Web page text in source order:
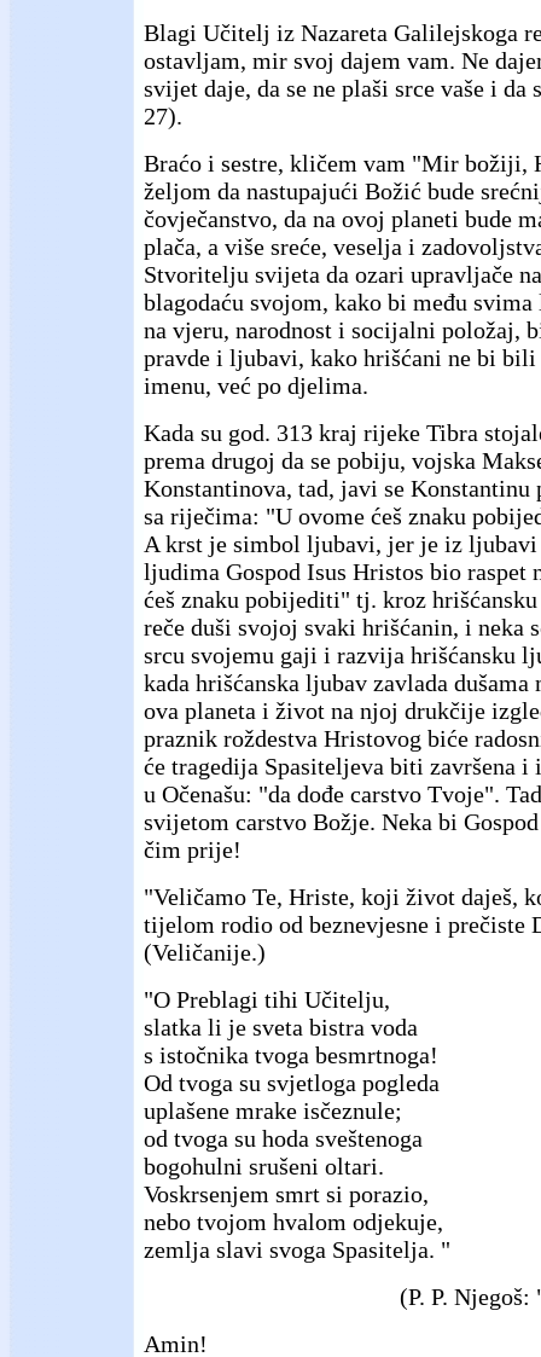
Blagi Učitelj iz Nazareta Galilejskoga
ostavljam, mir svoj dajem vam. Ne
svijet daje, da se ne plaši srce vaše i da
27).
Braćo i sestre, kličem vam "Mir božiji,
željom da nastupajući Božić bude
čovječanstvo, da na ovoj planeti bude
plača, a više sreće, veselja i
Stvoritelju svijeta da ozari upravljače
blagodaću svojom, kako bi među
na vjeru, narodnost i socijalni položaj,
pravde i ljubavi, kako hrišćani ne bi bili
imenu, već po djelima.
Kada su god. 313 kraj rijeke Tibra
prema drugoj da se pobiju, vojska
Konstantinova, tad, javi se Konstantinu
sa riječima: "U ovome ćeš znaku
A krst je simbol ljubavi, jer je iz ljubavi
ljudima Gospod Isus Hristos bio raspet
ćeš znaku pobijediti" tj. kroz hrišćansku
reče duši svojoj svaki hrišćanin, i neka
srcu svojemu gaji i razvija hrišćansku
kada hrišćanska ljubav zavlada
ova planeta i život na njoj drukčije
praznik roždestva Hristovog biće
će tragedija Spasiteljeva biti završena i
u Očenašu: "da dođe carstvo Tvoje".
svijetom carstvo Božje. Neka bi
čim prije!
"Veličamo Te, Hriste, koji život daješ,
tijelom rodio od beznevjesne i prečiste
(Veličanije.)
"O Preblagi tihi Učitelju,
slatka li je sveta bistra voda
s istočnika tvoga besmrtnoga!
Od tvoga su svjetloga pogleda
uplašene mrake isčeznule;
od tvoga su hoda sveštenoga
bogohulni srušeni oltari.
Voskrsenjem smrt si porazio,
nebo tvojom hvalom odjekuje,
zemlja slavi svoga Spasitelja. "
(P. P.
Amin!